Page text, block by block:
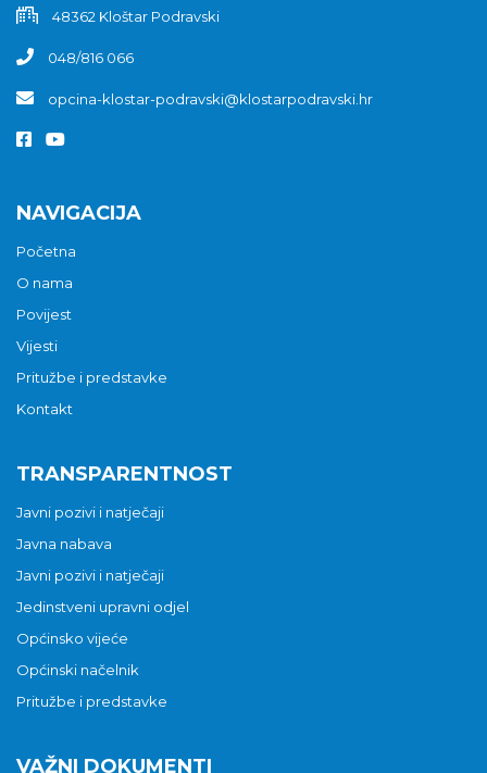
48362 Kloštar Podravski
048/816 066
opcina-klostar-podravski@klostarpodravski.hr
NAVIGACIJA
Početna
O nama
Povijest
Vijesti
Pritužbe i predstavke
Kontakt
TRANSPARENTNOST
Javni pozivi i natječaji
Javna nabava
Javni pozivi i natječaji
Jedinstveni upravni odjel
Općinsko vijeće
Općinski načelnik
Pritužbe i predstavke
VAŽNI DOKUMENTI